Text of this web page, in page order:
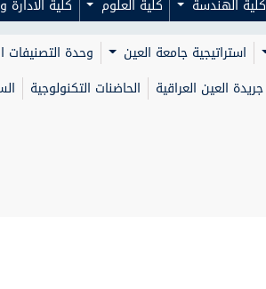
كلية الهندسة كلية العلوم
كلية الادارة
استراتيجية جامعة العين وحدة التصنيفات
جريدة العين العراقية الحاضنات التكنولوجية